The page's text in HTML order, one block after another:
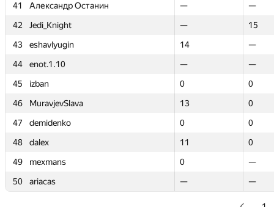
41
Александр Останин —
—
42
Jedi_Knight —
15
43
eshavlyugin 14
—
44
enot.1.10 —
—
45
izban 0
0
46
MuravjevSlava 13
0
47
demidenko 0
0
48
dalex 11
0
49
mexmans 0
—
50
ariacas — —
41
Александр Останин —
—
42
Jedi_Knight —
15
43
eshavlyugin 14
—
44
enot.1.10 —
—
45
izban 0
0
46
MuravjevSlava 13
0
47
demidenko 0
0
48
dalex 11
0
49
mexmans 0
—
50
ariacas — —